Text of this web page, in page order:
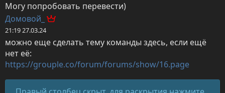
Могу попробовать перевести)
Домовой_
21:19 27.03.24
можно еще сделать тему команды здесь, если ещё
https://grouple.co/forum/forums/show/16.page